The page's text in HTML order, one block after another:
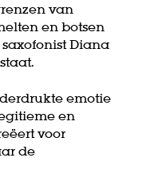
van
en botsen
Diana
emotie
en
voor
de